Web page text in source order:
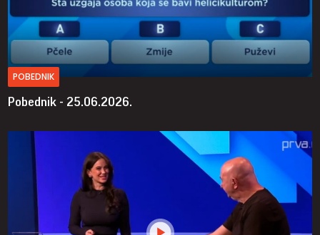
POBEDNIK
Pobednik - 25.06.2026.